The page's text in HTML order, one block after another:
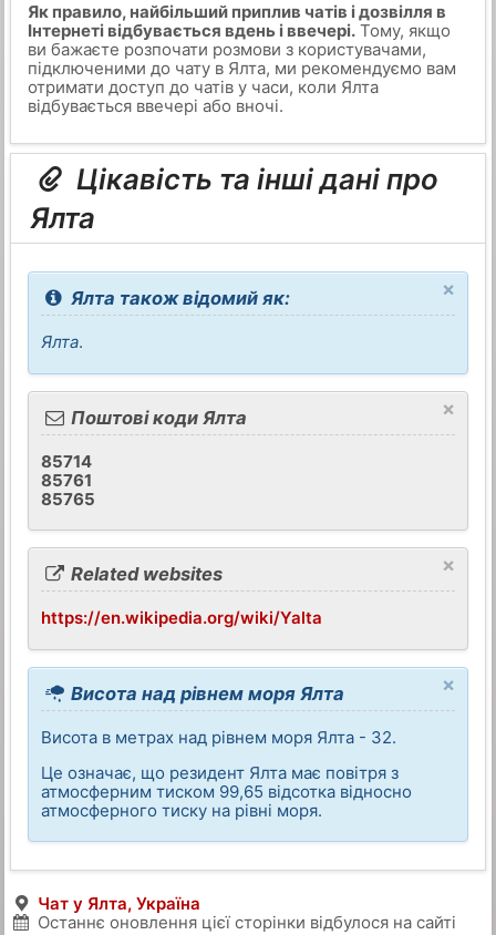
Як правило, найбільший приплив чатів і дозвілля в
Інтернеті відбувається вдень і ввечері.Тому, якщо
ви бажаєте розпочати розмови з користувачами,
підключеними до чату в Ялта, ми рекомендуємо вам
отримати доступ до чатів у часи, коли Ялта
відбувається ввечері або вночі.
Цікавість та інші дані про
Ялта
×
Ялта також відомий як:
Ялта.
×
Поштові коди Ялта
85714
85761
85765
×
Related websites
https://en.wikipedia.org/wiki/Yalta
×
Висота над рівнем моря Ялта
Висота в метрах над рівнем моря Ялта - 32.
Це означає, що резидент Ялта має повітря з
атмосферним тиском 99,65 відсотка відносно
атмосферного тиску на рівні моря.
Чат у Ялта, Україна
Останнє оновлення цієї сторінки відбулося на сайті